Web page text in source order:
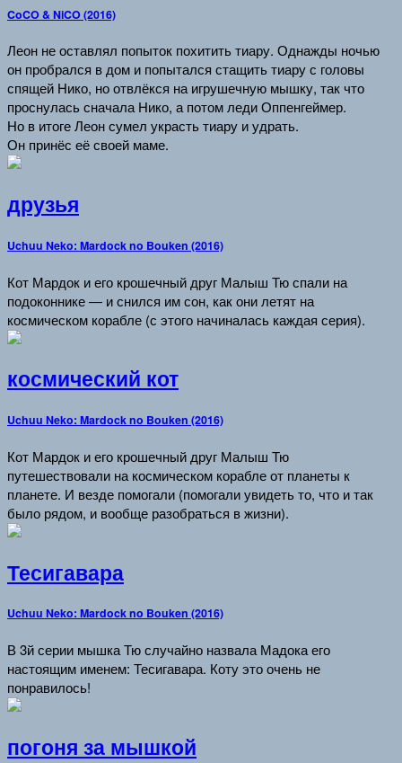
CoCO & NiCO (2016)
Леон не оставлял попыток похитить тиару. Однажды ночью
он пробрался в дом и попытался стащить тиару с головы
спящей Нико, но отвлёкся на игрушечную мышку, так что
проснулась сначала Нико, а потом леди Оппенгеймер.
Но в итоге Леон сумел украсть тиару и удрать.
Он принёс её своей маме.
друзья
Uchuu Neko: Mardock no Bouken (2016)
Кот Мардок и его крошечный друг Малыш Тю спали на
подоконнике — и снился им сон, как они летят на
космическом корабле (с этого начиналась каждая серия).
космический кот
Uchuu Neko: Mardock no Bouken (2016)
Кот Мардок и его крошечный друг Малыш Тю
путешествовали на космическом корабле от планеты к
планете. И везде помогали (помогали увидеть то, что и так
было рядом, и вообще разобраться в жизни).
Тесигавара
Uchuu Neko: Mardock no Bouken (2016)
В 3й серии мышка Тю случайно назвала Мадока его
настоящим именем: Тесигавара. Коту это очень не
понравилось!
погоня за мышкой